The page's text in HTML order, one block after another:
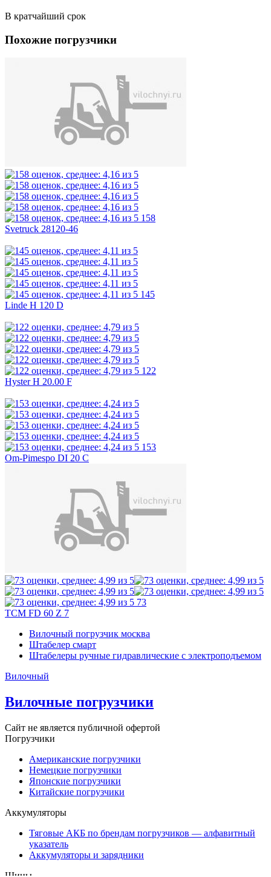
В кратчайший срок
Похожие погрузчики
158
Svetruck 28120-46
145
Linde H 120 D
122
Hyster H 20.00 F
153
Om-Pimespo DI 20 C
73
TCM FD 60 Z 7
Вилочный погрузчик москва
Штабелер смарт
Штабелеры ручные гидравлические с электроподъемом
Вилочный
Вилочные погрузчики
Сайт не является публичной офертой
Погрузчики
Американские погрузчики
Немецкие погрузчики
Японские погрузчики
Китайские погрузчики
Аккумуляторы
Тяговые АКБ по брендам погрузчиков — алфавитный
указатель
Аккумуляторы и зарядники